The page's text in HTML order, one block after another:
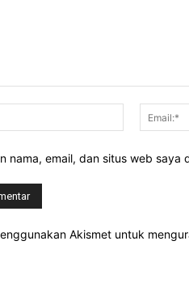
Nama:*
nama, email, dan situs web
Akismet untuk